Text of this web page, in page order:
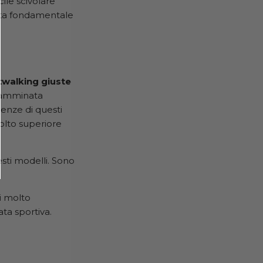
fondamentale
giuste
di questi
superiore
modelli. Sono
molto
sportiva.